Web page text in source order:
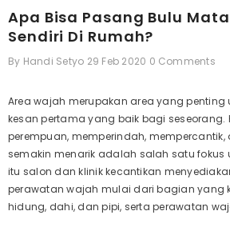
Apa Bisa Pasang Bulu
Sendiri Di Rumah?
By Handi Setyo 29 Feb 2020 0 Comments
Area wajah merupakan area yang penting
kesan pertama yang baik bagi seseorang.
perempuan, memperindah,
semakin menarik adalah salah satu fokus
itu salon dan klinik kecantikan
perawatan wajah mulai dari bagian yang
hidung, dahi, dan pipi, serta perawatan